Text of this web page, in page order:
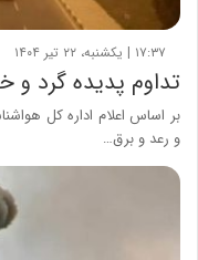
۱۷:۳۷ | یکشنبه، ۲۲ تیر ۱۴۰۴
تداوم پدیده گرد و
بر اساس اعلام اداره کل
و رعد و برق…